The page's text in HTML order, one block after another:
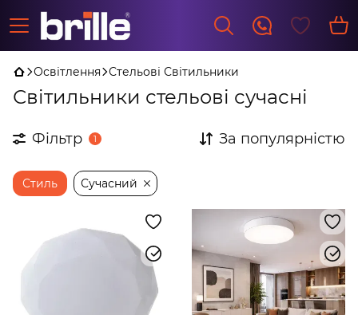
Освітлення Стельові Світильники
Світильники стельові сучасні
Фільтр 1 За популярністю
Стиль Сучасний